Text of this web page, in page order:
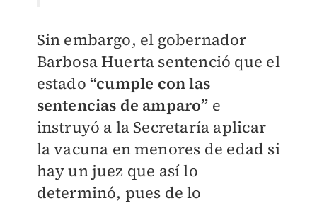
Sin embargo, el gobernador
Barbosa Huerta sentenció que el
estado “cumple con las
sentencias de amparo” e
instruyó a la Secretaría aplicar
la vacuna en menores de edad si
hay un juez que así lo
determinó, pues de lo